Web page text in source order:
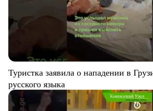
Туристка заявила о нападении в
русского языка